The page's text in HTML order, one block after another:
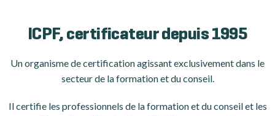
ICPF, certificateur depuis 1995
Un organisme de certificationagissant exclusivement dans le
secteur de la formation et du conseil.
Il certifie les professionnels de la formation et du conseil et les